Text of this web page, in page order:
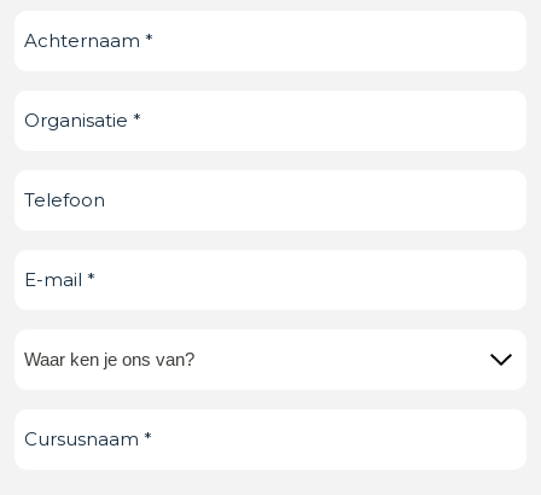
Achternaam (Vereist)
Organisatie(Vereist)
Telefoonnummer
E-
Waar
je
Cursusnaam (Vereist)